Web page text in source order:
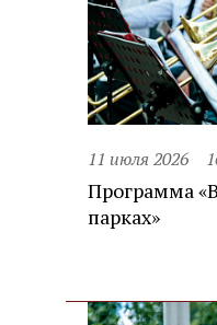
11 июля 2026
Программа
парках»